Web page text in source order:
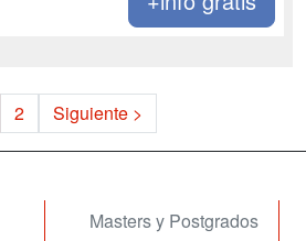
2 Siguiente >
Masters y Postgrados